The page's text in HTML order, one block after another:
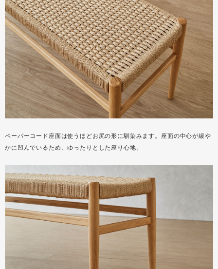
ペーパーコード座面は使うほどお尻の形に馴染みます。座面の中心が緩や
かに凹んでいるため、ゆったりとした座り心地。